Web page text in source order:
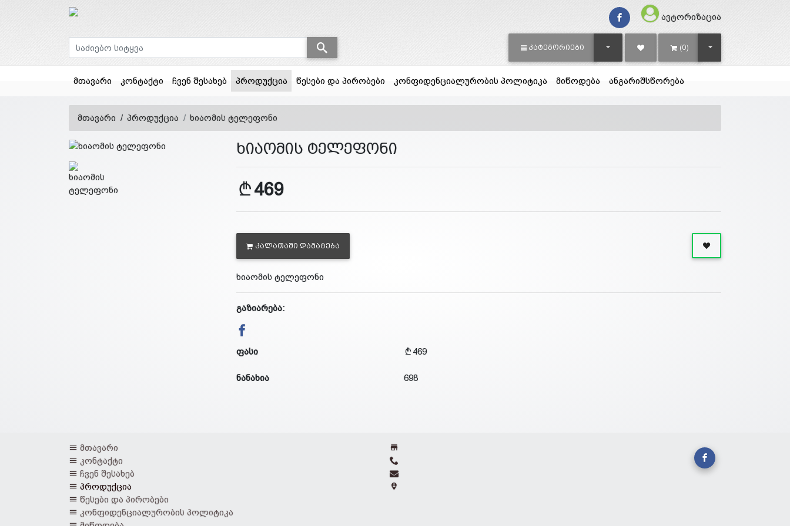
ავტორიზაცია
ᲙᲐᲢᲔᲒᲝᲠᲘᲔᲑᲘ TOGGLE DROPDOWN(0) TOGGLE DROPDOWN
მთავარი კონტაქტი ჩვენ შესახებ პროდუქცია(current)
წესები და პირობები კონფიდენციალურობის პოლიტიკა მიწოდება ანგარიშსწორება
მთავარი პროდუქცია ხიაომის ტელეფონი
ხიაომის ტელეფონი
469
ᲙᲐᲚᲐᲗᲐᲨᲘ ᲓᲐᲛᲐᲢᲔᲑᲐ
ხიაომის ტელეფონი
გაზიარება:
ფასი 469
ნანახია 698
მთავარი
კონტაქტი
ჩვენ შესახებ
პროდუქცია
წესები და პირობები
კონფიდენციალურობის პოლიტიკა